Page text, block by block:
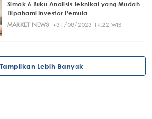
Simak 6 Buku Analisis Teknikal yang Mudah
Dipahami Investor Pemula
MARKET NEWS· 31/08/2023 14:22 WIB
Tampilkan Lebih Banyak